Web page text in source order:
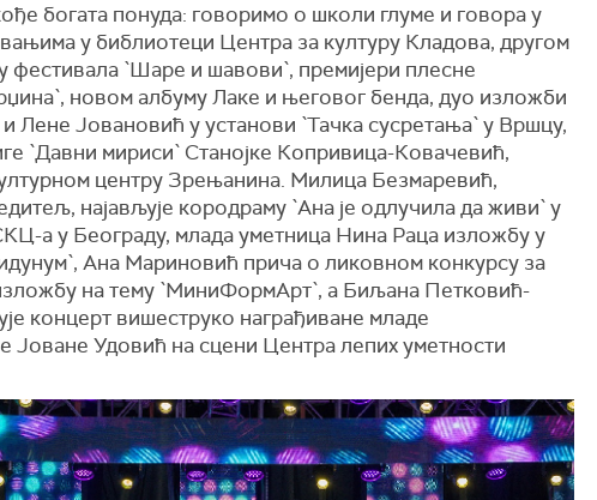
богата понуда: говоримо о школи глуме и говора у
у библиотеци Центра за културу Кладова, другом
фестивала `Шаре и шавови`, премијери плесне
новом албуму Лаке и његовог бенда, дуо изложби
Лене Јовановић у установи `Тачка сусретања` у Вршцу,
`Давни мириси` Станојке Копривица-Ковачевић,
центру Зрењанина. Милица Безмаревић,
најављује кородраму `Ана је одлучила да живи` у
а у Београду, млада уметница Нина Раца изложбу у
Ана Мариновић прича о ликовном конкурсу за
на тему `МиниФормАрт`, а Биљана Петковић-
концерт вишеструко награђиване младе
Јоване Удовић на сцени Центра лепих уметности